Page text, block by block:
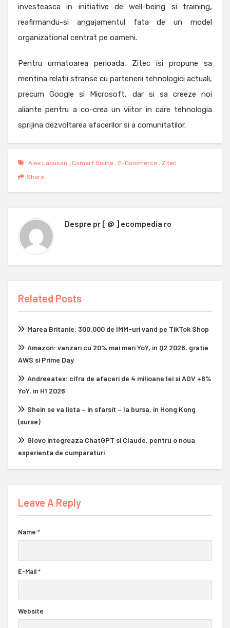
investeasca in initiative de well-being si training,
reafirmandu-si angajamentul fata de un model
organizational centrat pe oameni.
Pentru urmatoarea perioada, Zitec isi propune sa
mentina relatii stranse cu partenerii tehnologici actuali,
precum Google si Microsoft, dar si sa creeze noi
aliante pentru a co-crea un viitor in care tehnologia
sprijina dezvoltarea afacerilor si a comunitatilor.
Alex Lapusan , Comert Online , E-Commerce , Zitec
Share
Despre pr [ @ ] ecompedia ro
Related Posts
Marea Britanie: 300.000 de IMM-uri vand pe TikTok Shop
Amazon: vanzari cu 20% mai mari YoY, in Q2 2026, gratie
AWS si Prime Day
Andreeatex: cifra de afaceri de 4 milioane lei si AOV +8%
YoY, in H1 2026
Shein se va lista – in sfarsit – la bursa, in Hong Kong
(surse)
Glovo integreaza ChatGPT si Claude, pentru o noua
experienta de cumparaturi
Leave A Reply
Name *
E-Mail*
Website